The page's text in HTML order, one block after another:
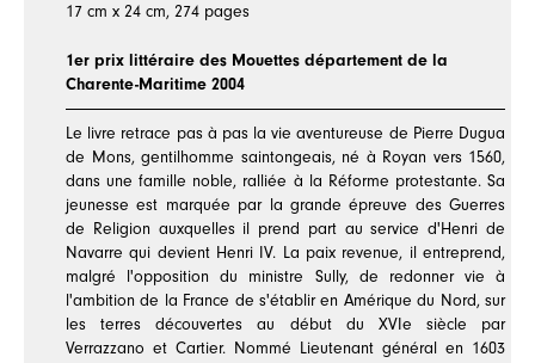
17 cm x 24 cm, 274 pages
1er prix littéraire des Mouettes département de la
Charente-Maritime 2004
Le livre retrace pas à pas la vie aventureuse de Pierre Dugua
de Mons, gentilhomme saintongeais, né à Royan vers 1560,
dans une famille noble, ralliée à la Réforme protestante. Sa
jeunesse est marquée par la grande épreuve des Guerres
de Religion auxquelles il prend part au service d'Henri de
Navarre qui devient Henri IV. La paix revenue, il entreprend,
malgré l'opposition du ministre Sully, de redonner vie à
l'ambition de la France de s'établir en Amérique du Nord, sur
les terres découvertes au début du XVIe siècle par
Verrazzano et Cartier. Nommé Lieutenant général en 1603